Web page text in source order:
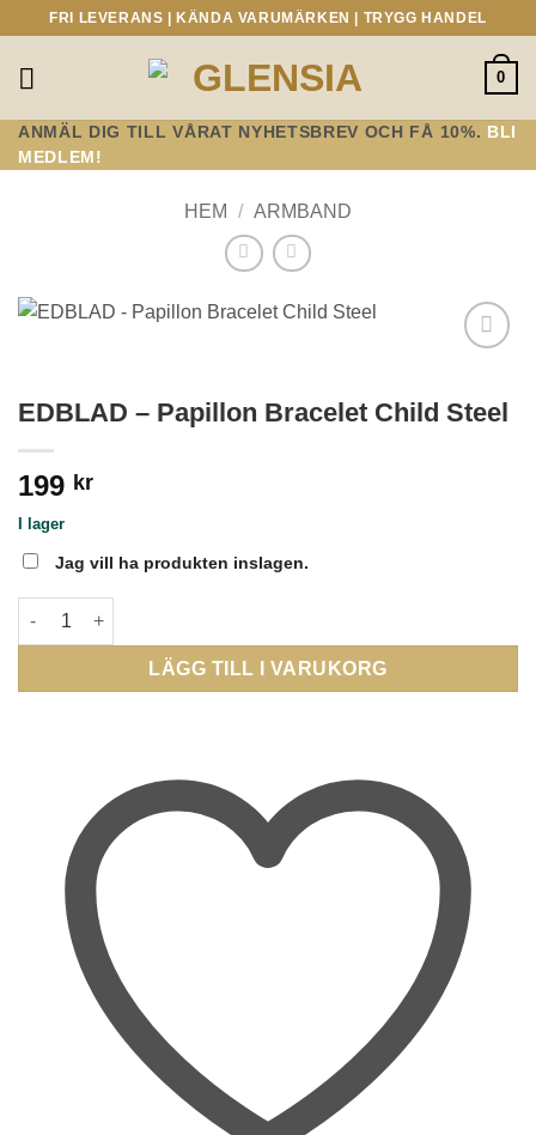
content
FRI LEVERANS | KÄNDA VARUMÄRKEN | TRYGG HANDEL
0
ANMÄL DIG TILL VÅRAT NYHETSBREV OCH FÅ 10%. BLI
MEDLEM!
HEM / ARMBAND
EDBLAD – Papillon Bracelet Child Steel
199 kr
I lager
Jag vill ha produkten inslagen.
EDBLAD - Papillon Bracelet Child Steel mängd
LÄGG TILL I VARUKORG